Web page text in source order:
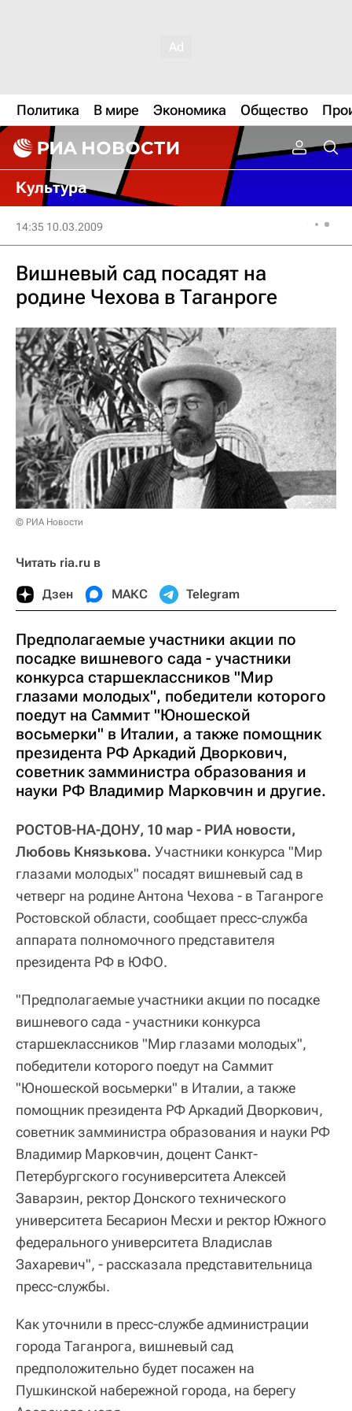
Политика В мире Экономика Общество
Культура
14:35 10.03.2009
Вишневый сад посадят на
родине Чехова в Таганроге
© РИА Новости
Читать ria.ru в
Дзен МАКС Telegram
Предполагаемые участники акции по
посадке вишневого сада - участники
конкурса старшеклассников "Мир
глазами молодых", победители которого
поедут на Саммит "Юношеской
восьмерки" в Италии, а также помощник
президента РФ Аркадий Дворкович,
советник замминистра образования и
науки РФ Владимир Марковчин и другие.
РОСТОВ-НА-ДОНУ, 10 мар - РИА новости,
Любовь Князькова. Участники конкурса "Мир
глазами молодых" посадят вишневый сад в
четверг на родине Антона Чехова - в Таганроге
Ростовской области, сообщает пресс-служба
аппарата полномочного представителя
президента РФ в ЮФО.
"Предполагаемые участники акции по посадке
вишневого сада - участники конкурса
старшеклассников "Мир глазами молодых",
победители которого поедут на Саммит
"Юношеской восьмерки" в Италии, а также
помощник президента РФ Аркадий Дворкович,
советник замминистра образования и науки РФ
Владимир Марковчин, доцент Санкт-
Петербургского госуниверситета Алексей
Заварзин, ректор Донского технического
университета Бесарион Месхи и ректор Южного
федерального университета Владислав
Захаревич", - рассказала представительница
пресс-службы.
Как уточнили в пресс-службе администрации
города Таганрога, вишневый сад
предположительно будет посажен на
Пушкинской набережной города, на берегу